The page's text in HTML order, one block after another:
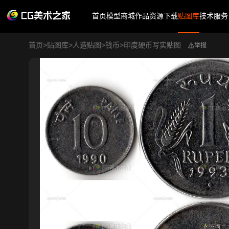
首页模型商城作品资源下载贴图库技术服务
首页>贴图库>人造贴图>钱币>印度硬币写实贴图 举报